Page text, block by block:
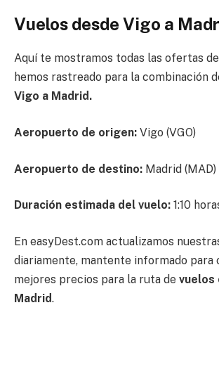
Vuelos desde Vigo a
Aquí te mostramos todas las ofertas
hemos rastreado para la combinación
Vigo a Madrid.
Aeropuerto de origen: Vigo (VGO)
Aeropuerto de destino: Madrid (MAD)
Duración estimada del vuelo: 1:10
En easyDest.com actualizamos
diariamente, mantente informado para
mejores precios para la ruta de vuelos
Madrid.